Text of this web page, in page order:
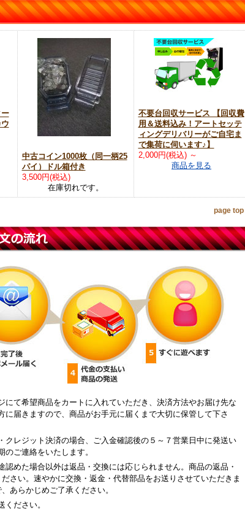
中古コイン1000枚（同一柄25
パイ）ドル箱付き
3,500円(税込)
在庫切れです。
不要台回収サービス 【回収費
用＆送料込み！アートセッテ
ィングデリバリーがご自宅ま
で集荷に伺います♪】
2,000円(税込) ～
商品を見る
page top
て希望商品をカートに入れていただき、決済方法やお届け先な
届きますので、商品がお手元に届くまで大切に保管して下さ
レジット決済の場合、ご入金確認後の５～７営業日中に発送い
ご連絡をいたします。
めた場合以外は返品・交換には応じられません。商品の返品・
さい。速やかに交換・返金・代替部品をお送りさせていただきま
あらかじめご了承ください。
ださい。